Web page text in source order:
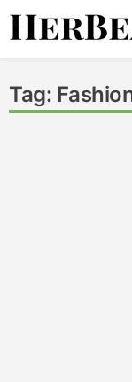
Skip
Tag: